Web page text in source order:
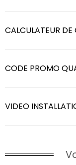
CALCULATEUR
CODE PROMO
VIDEO